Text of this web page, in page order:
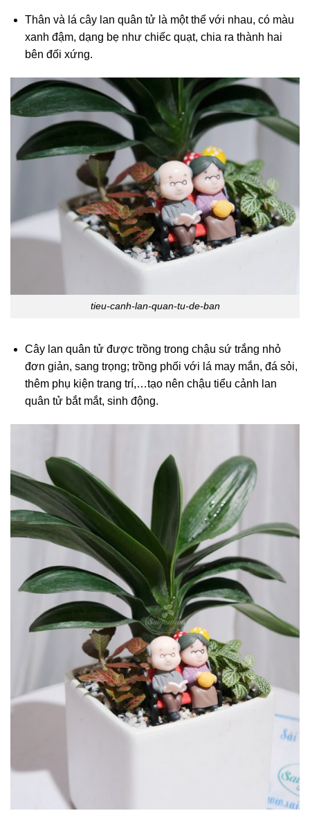
Thân và lá cây lan quân tử là một thể với nhau, có màu
xanh đậm, dạng bẹ như chiếc quạt, chia ra thành hai
bên đối xứng.
tieu-canh-lan-quan-tu-de-ban
Cây lan quân tử được trồng trong chậu sứ trắng nhỏ
đơn giản, sang trọng; trồng phối với lá may mắn, đá sỏi,
thêm phụ kiện trang trí,…tạo nên chậu tiểu cảnh lan
quân tử bắt mắt, sinh động.